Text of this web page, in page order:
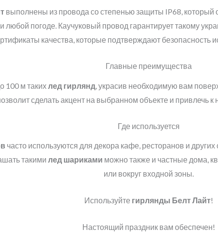
выполнены из провода со степенью защиты IP68, который
любой погоде. Каучуковый провод гарантирует такому
качества, которые подтверждают безопасность
Главные преимущества
100 м таких лед гирлянд , украсив необходимую вам
сделать акцент на выбранном объекте и привлечь
Где используется
часто используются для декора кафе, ресторанов и
такими лед шариками можно также и частные дома,
или вокруг входной зоны.
Используйте гирлянды Белт Лайт!
Настоящий праздник вам обеспечен!